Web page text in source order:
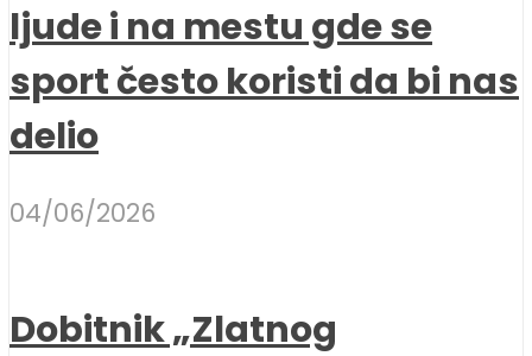
ljude i na mestu gde se
sport često koristi da bi nas
delio
04/06/2026
Dobitnik „Zlatnog